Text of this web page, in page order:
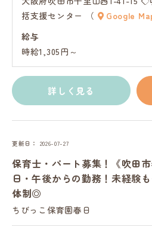
括支援センター （
Google
給与
時給1,305円～
詳しく見る
更新日 2026-07-27
保育士・パート募集！《吹田
日・午後からの勤務！未経験
体制◎
ちびっこ保育園春日